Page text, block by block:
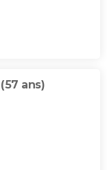
(57 ans)